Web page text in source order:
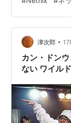
２」が始まっ
れ！！ まだ途
映像の美しさ
ットフリック
じまった時に
ドで契約して
津次郎 • 17
カン・ドン
ない ワイル